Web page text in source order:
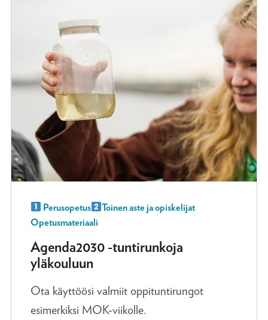
Perusopetus
Toinen aste ja opiskelijat
Opetusmateriaali
Agenda2030 -tuntirunkoja
yläkouluun
Ota käyttöösi valmiit oppituntirungot
esimerkiksi MOK-viikolle.